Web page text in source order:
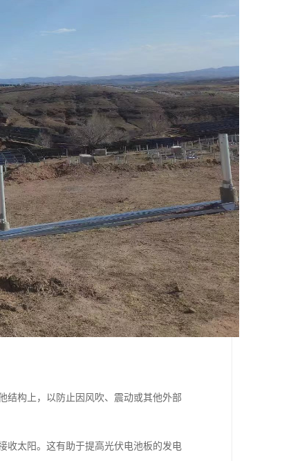
结构上，以防止因风吹、震动或其他外部
收太阳。这有助于提高光伏电池板的发电